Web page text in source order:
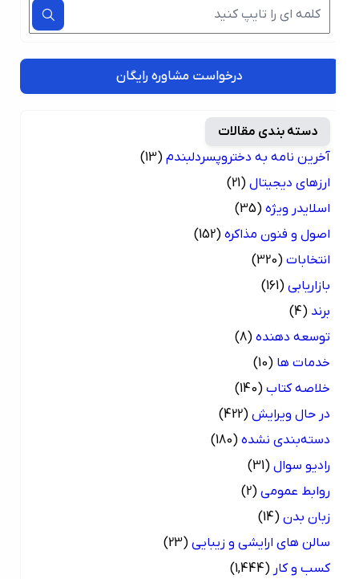
درخواست مشاوره رایگان
دسته بندی مقالات
آخرین نامه به دختروپسردلبندم (13)
ارزهای دیجیتال (21)
اسلایدر ویژه (35)
اصول و فنون مذاکره (152)
انتخابات (320)
بازاریابی (161)
(4)
توسعه دهنده (8)
خدمات ها (10)
خلاصه کتاب (140)
در حال ویرایش (422)
دسته‌بندی نشده (180)
رادیو سوال (31)
روابط عمومی (2)
زبان بدن (14)
سالن های ارایشی و زیبایی (23)
کسب و کار (1,444)